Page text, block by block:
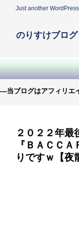
Just another
のりすけブロ
—当ブログはアフィリエ
２０２２年
『ＢＡＣＣ
りですｗ【夜